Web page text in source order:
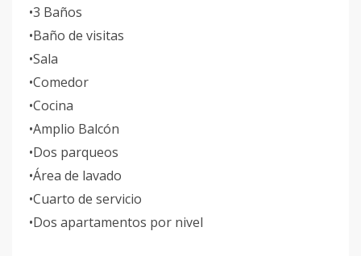
•3 Baños
•Baño de visitas
•Sala
•Comedor
•Cocina
•Amplio Balcón
•Dos parqueos
•Área de lavado
•Cuarto de servicio
•Dos apartamentos por nivel